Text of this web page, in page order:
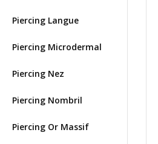
Piercing Langue
Piercing Microdermal
Piercing Nez
Piercing Nombril
Piercing Or Massif